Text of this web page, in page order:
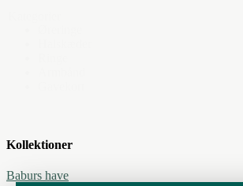
Kollektioner
Baburs have